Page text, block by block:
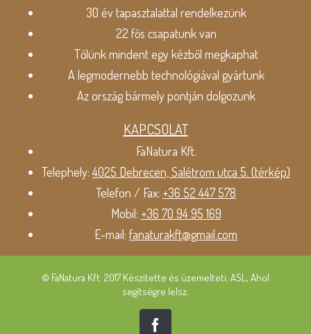
30 év tapasztalattal rendelkezünk
22 fős csapatunk van
Tőlünk mindent egy kézből megkaphat
A legmodernebb technológiával gyártunk
Az ország bármely pontján dolgozunk
KAPCSOLAT
FaNatura Kft.
Telephely:4025 Debrecen, Salétrom utca 5. (térkép)
Telefon / Fax: +36 52 447 578
Mobil: +36 70 94 95 169
E-mail: fanaturakft@gmail.com
© FaNatura Kft. 2017 Készítette és üzemelteti: ASL, Ahol
segítségre lelsz.